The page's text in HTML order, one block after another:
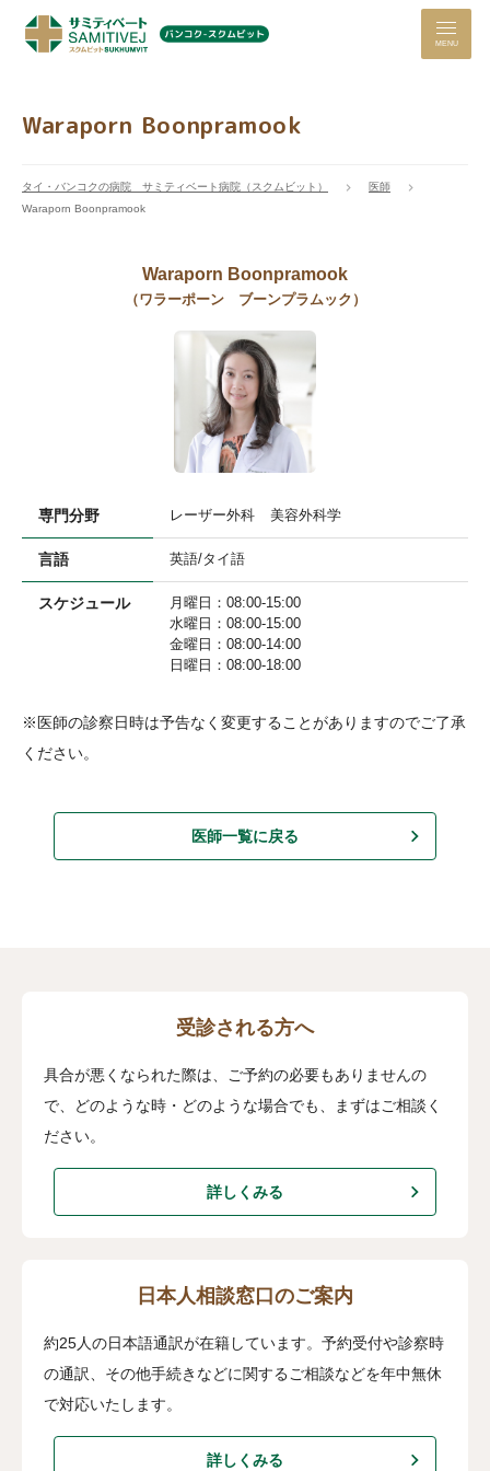
MENU
Waraporn Boonpramook
タイ・バンコクの病院 サミティベート病院（スクムビット）
医師
Waraporn Boonpramook
Waraporn Boonpramook
（ワラーポーン ブーンプラムック）
専門分野 レーザー外科 美容外科学
言語 英語/タイ語
スケジュール
月曜日：08:00-15:00
水曜日：08:00-15:00
金曜日：08:00-14:00
日曜日：08:00-18:00
※医師の診察日時は予告なく変更することがありますのでご了承
ください。
医師一覧に戻る
受診される方へ
具合が悪くなられた際は、ご予約の必要もありませんの
で、どのような時・どのような場合でも、まずはご相談く
ださい。
詳しくみる
日本人相談窓口のご案内
約25人の日本語通訳が在籍しています。予約受付や診察時
の通訳、その他手続きなどに関するご相談などを年中無休
で対応いたします。
詳しくみる